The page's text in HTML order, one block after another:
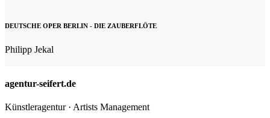
DEUTSCHE OPER BERLIN - DIE ZAUBERFLÖTE
Philipp Jekal
agentur-seifert.de
Künstleragentur · Artists Management